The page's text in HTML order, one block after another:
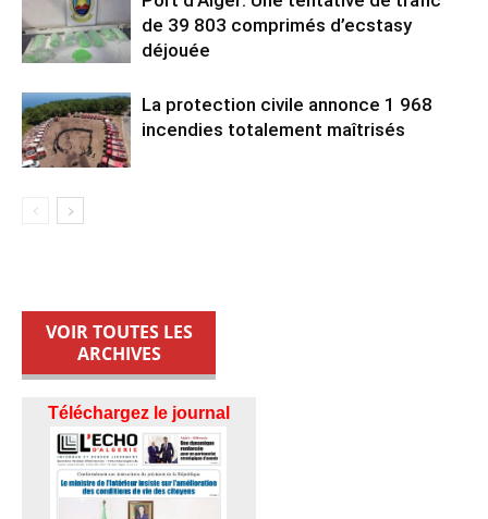
de 39 803 comprimés d’ecstasy
déjouée
La protection civile annonce 1 968
incendies totalement maîtrisés
VOIR TOUTES LES
ARCHIVES